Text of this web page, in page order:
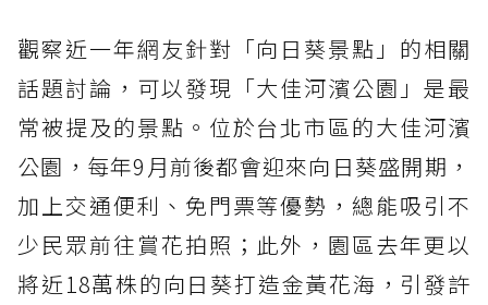
觀察近一年網友針對「向日葵景點」的相關
話題討論，可以發現「大佳河濱公園」是最
常被提及的景點。位於台北市區的大佳河濱
公園，每年9月前後都會迎來向日葵盛開期，
加上交通便利、免門票等優勢，總能吸引不
少民眾前往賞花拍照；此外，園區去年更以
將近18萬株的向日葵打造金黃花海，引發許